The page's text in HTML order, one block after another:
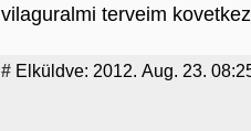
vilaguralmi terveim
# Elküldve: 2012. Aug. 23.